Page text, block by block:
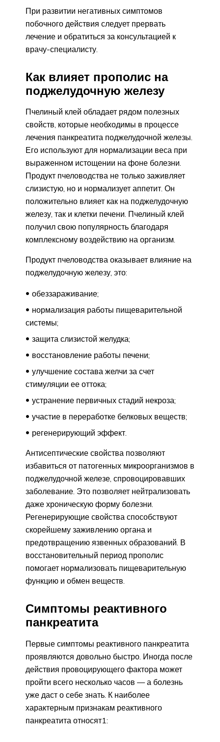
При развитии негативных симптомов
побочного действия следует прервать
лечение и обратиться за консультацией к
врачу-специалисту.
Как влияет прополис на
поджелудочную железу
Пчелиный клей обладает рядом полезных
свойств, которые необходимы в процессе
лечения панкреатита поджелудочной железы.
Его используют для нормализации веса при
выраженном истощении на фоне болезни.
Продукт пчеловодства не только заживляет
слизистую, но и нормализует аппетит. Он
положительно влияет как на поджелудочную
железу, так и клетки печени. Пчелиный клей
получил свою популярность благодаря
комплексному воздействию на организм.
Продукт пчеловодства оказывает влияние на
поджелудочную железу, это:
обеззараживание;
нормализация работы пищеварительной
системы;
защита слизистой желудка;
восстановление работы печени;
улучшение состава желчи за счет
стимуляции ее оттока;
устранение первичных стадий некроза;
участие в переработке белковых веществ;
регенерирующий эффект.
Антисептические свойства позволяют
избавиться от патогенных микроорганизмов в
поджелудочной железе, спровоцировавших
заболевание. Это позволяет нейтрализовать
даже хроническую форму болезни.
Регенерирующие свойства способствуют
скорейшему заживлению органа и
предотвращению язвенных образований. В
восстановительный период прополис
помогает нормализовать пищеварительную
функцию и обмен веществ.
Симптомы реактивного
панкреатита
Первые симптомы реактивного панкреатита
проявляются довольно быстро. Иногда после
действия провоцирующего фактора может
пройти всего несколько часов — а болезнь
уже даст о себе знать. К наиболее
характерным признакам реактивного
панкреатита относят1: